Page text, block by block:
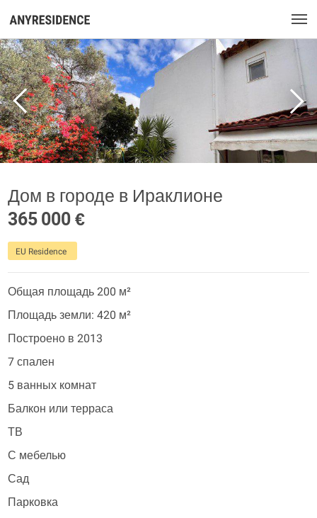
Дом в городе в Ираклионе
365 000 €
EU Residence
Общая площадь 200 м²
Площадь земли: 420 м²
Построено в 2013
7 спален
5 ванных комнат
Балкон или терраса
ТВ
С мебелью
Сад
Парковка